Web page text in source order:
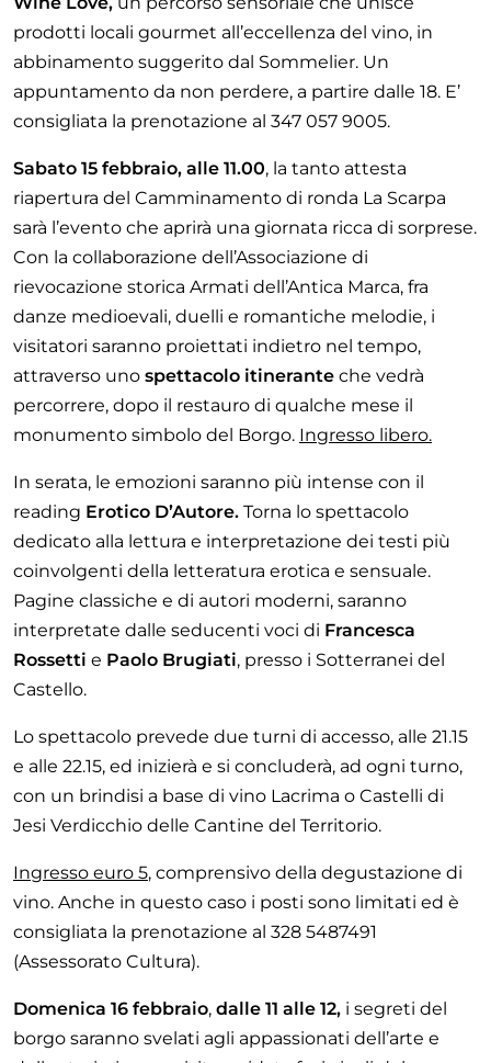
prodotti locali gourmet all’eccellenza del vino, in
abbinamento suggerito dal Sommelier. Un
appuntamento da non perdere, a partire dalle 18. E’
consigliata la prenotazione al 347 057 9005.
Sabato 15 febbraio, alle 11.00, la tanto attesta
riapertura del Camminamento di ronda La Scarpa
sarà l’evento che aprirà una giornata ricca di sorprese.
Con la collaborazione dell’Associazione di
rievocazione storica Armati dell’Antica Marca, fra
danze medioevali, duelli e romantiche melodie, i
visitatori saranno proiettati indietro nel tempo,
attraverso uno spettacolo itinerante che vedrà
percorrere, dopo il restauro di qualche mese il
monumento simbolo del Borgo. Ingresso libero.
In serata, le emozioni saranno più intense con il
reading Erotico D’Autore. Torna lo spettacolo
dedicato alla lettura e interpretazione dei testi più
coinvolgenti della letteratura erotica e sensuale.
Pagine classiche e di autori moderni, saranno
interpretate dalle seducenti voci di Francesca
Rossetti e Paolo Brugiati, presso i Sotterranei del
Castello.
Lo spettacolo prevede due turni di accesso, alle 21.15
e alle 22.15, ed inizierà e si concluderà, ad ogni turno,
con un brindisi a base di vino Lacrima o Castelli di
Jesi Verdicchio delle Cantine del Territorio.
Ingresso euro 5, comprensivo della degustazione di
vino. Anche in questo caso i posti sono limitati ed è
consigliata la prenotazione al 328 5487491
(Assessorato Cultura).
Domenica 16 febbraio, dalle 11 alle 12, i segreti del
borgo saranno svelati agli appassionati dell’arte e